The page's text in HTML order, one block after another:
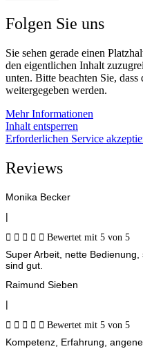
Folgen Sie uns
Sie sehen gerade einen
den eigentlichen Inhalt
unten. Bitte beachten Sie,
weitergegeben werden.
Mehr Informationen
Inhalt entsperren
Erforderlichen Service
Reviews
Monika Becker
|
     Bewertet mit 5 von 5
Super Arbeit, nette
sind gut.
Raimund Sieben
|
     Bewertet mit 5 von 5
Kompetenz, Erfahrung,